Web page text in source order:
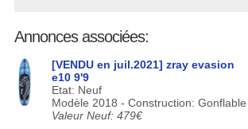
Annonces associées:
[VENDU en juil.2021] zray evasion
e10 9'9
Etat: Neuf
Modèle 2018 - Construction: Gonflable
Valeur Neuf: 479€